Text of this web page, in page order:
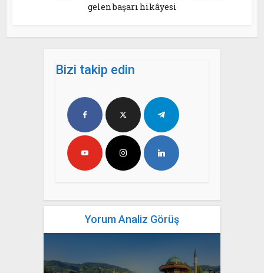
gelen başarı hikâyesi
Bizi takip edin
Yorum Analiz Görüş